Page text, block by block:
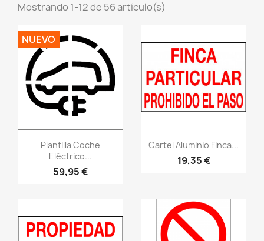
Mostrando 1-12 de 56 artículo(s)
visibilityVistazo rápido
Plantilla Coche
Eléctrico...
59,95 €
NUEVO
visibilityVistazo rápido
Cartel Aluminio Finca...
19,35 €